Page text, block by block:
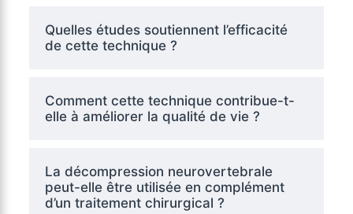
Quelles études soutiennent l’efficacité
de cette technique ?
Comment cette technique contribue-t-
elle à améliorer la qualité de vie ?
La décompression neurovertebrale
peut-elle être utilisée en complément
d’un traitement chirurgical ?